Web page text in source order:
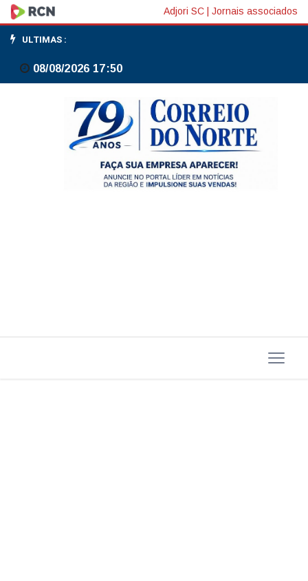
Clássico
centenário
mexe
rivalidade
Portugal
Adjori SC Jornais associados
ULTIMAS :
08/08/2026 17:50